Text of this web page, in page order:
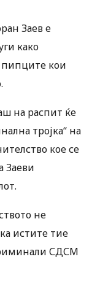
Заев е
како
пипците кои
на распит ќе
тројка“ на
кое се
Заеви
не
истите тие
СДСМ